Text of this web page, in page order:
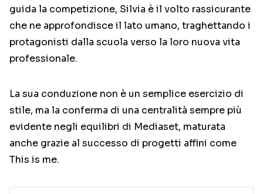
guida la competizione, Silvia è il volto rassicurante
che ne approfondisce il lato umano, traghettando i
protagonisti dalla scuola verso la loro nuova vita
professionale.
La sua conduzione non è un semplice esercizio di
stile, ma la conferma di una centralità sempre più
evidente negli equilibri di Mediaset, maturata
anche grazie al successo di progetti affini come
This is me.